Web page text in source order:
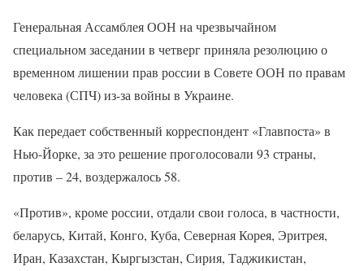
Генеральная Ассамблея ООН на чрезвычайном
специальном заседании в четверг приняла резолюцию о
временном лишении прав россии в Совете ООН по правам
человека (СПЧ) из-за войны в Украине.
Как передает собственный корреспондент «Главпоста» в
Нью-Йорке, за это решение проголосовали 93 страны,
против – 24, воздержалось 58.
«Против», кроме россии, отдали свои голоса, в частности,
беларусь, Китай, Конго, Куба, Северная Корея, Эритрея,
Иран, Казахстан, Кыргызстан, Сирия, Таджикистан,